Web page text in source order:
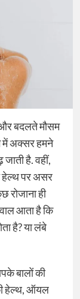
बदलते मौसम
में अक्सर हमने
है. वहीं,
हेल्थ पर असर
रोजाना ही
आता है कि
है? या लंबे
बालों की
हेल्थ, ऑयल